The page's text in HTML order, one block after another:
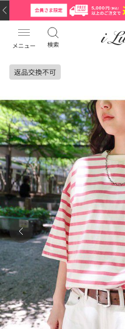
メニュー 検索
返品交換不可